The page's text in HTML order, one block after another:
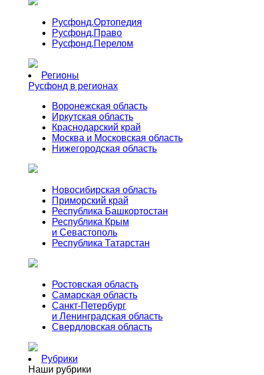
Русфонд.Ортопедия
Русфонд.Право
Русфонд.Перелом
Регионы
Русфонд в регионах
Воронежская область
Иркутская область
Краснодарский край
Москва и Московская область
Нижегородская область
Новосибирская область
Приморский край
Республика Башкортостан
Республика Крым
и Севастополь
Республика Татарстан
Ростовская область
Самарская область
Санкт-Петербург
и Ленинградская область
Свердловская область
Рубрики
Наши рубрики